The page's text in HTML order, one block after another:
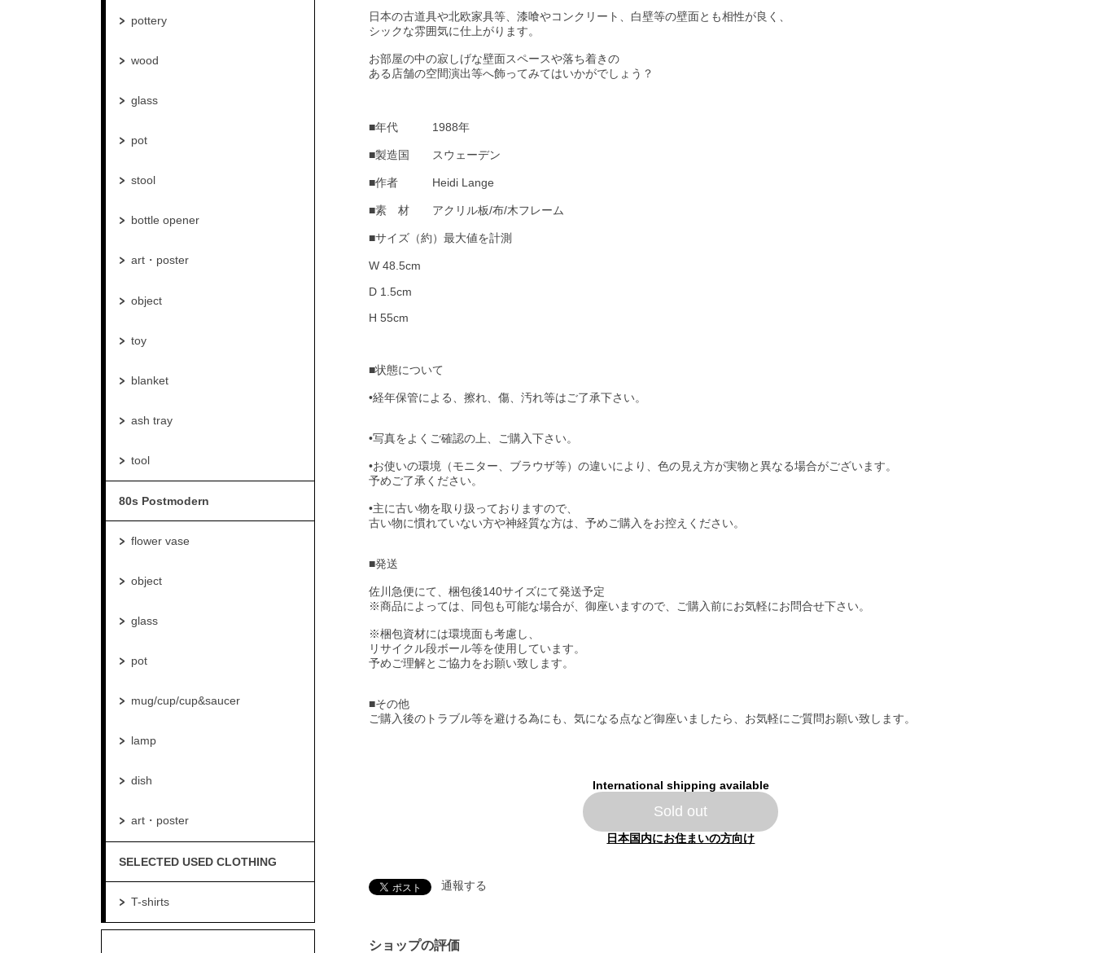
pottery
wood
glass
pot
stool
bottle opener
art・poster
object
toy
blanket
ash tray
tool
80s Postmodern
flower vase
object
glass
pot
mug/cup/cup&saucer
lamp
dish
art・poster
SELECTED USED CLOTHING
T-shirts
日本の古道具や北欧家具等、漆喰やコンクリート、白壁等の壁面とも相性が良く、
シックな雰囲気に仕上がります。
お部屋の中の寂しげな壁面スペースや落ち着きの
ある店舗の空間演出等へ飾ってみてはいかがでしょう？
■年代 1988年
■製造国 スウェーデン
■作者 Heidi Lange
■素 材 アクリル板/布/木フレーム
■サイズ（約）最大値を計測
W 48.5cm
D 1.5cm
H 55cm
■状態について
•経年保管による、擦れ、傷、汚れ等はご了承下さい。
•写真をよくご確認の上、ご購入下さい。
•お使いの環境（モニター、ブラウザ等）の違いにより、色の見え方が実物と異なる場合がございます。
予めご了承ください。
•主に古い物を取り扱っておりますので、
古い物に慣れていない方や神経質な方は、予めご購入をお控えください。
■発送
佐川急便にて、梱包後140サイズにて発送予定
※商品によっては、同包も可能な場合が、御座いますので、ご購入前にお気軽にお問合せ下さい。
※梱包資材には環境面も考慮し、
リサイクル段ボール等を使用しています。
予めご理解とご協力をお願い致します。
■その他
ご購入後のトラブル等を避ける為にも、気になる点など御座いましたら、お気軽にご質問お願い致します。
International shipping available
Sold out
日本国内にお住まいの方向け
通報する
ショップの評価